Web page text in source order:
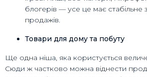
блогерів — усе це має стабільне
продажів.
Товари для дому та побуту
Ще одна ніша, яка користується
Сюди ж частково можна віднести